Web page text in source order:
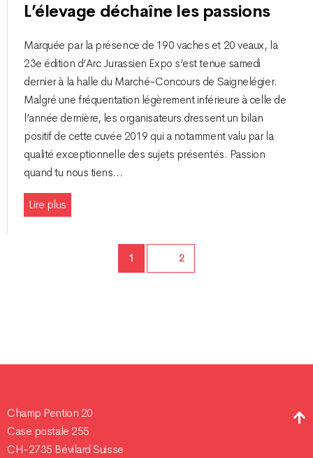
L’élevage déchaîne les passions
Marquée par la présence de 190 vaches et 20 veaux, la
23e édition d’Arc Jurassien Expo s’est tenue samedi
dernier à la halle du Marché-Concours de Saignelégier.
Malgré une fréquentation légèrement inférieure à celle de
l’année dernière, les organisateurs dressent un bilan
positif de cette cuvée 2019 qui a notamment valu par la
qualité exceptionnelle des sujets présentés. Passion
quand tu nous tiens…
Lire plus
Page
1 Page2
Champ Pention 20
Case postale 255
CH-2735 Bévilard Suisse